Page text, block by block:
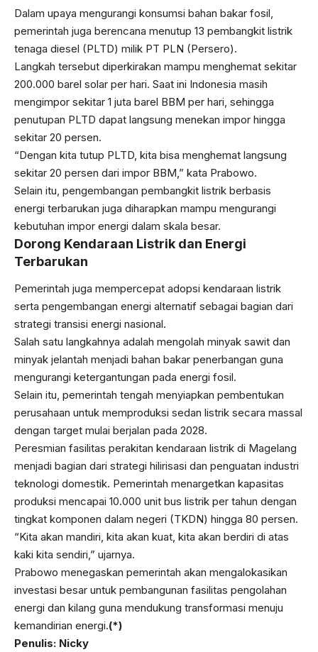
Dalam upaya mengurangi konsumsi bahan bakar fosil,
pemerintah juga berencana menutup 13 pembangkit listrik
tenaga diesel (PLTD) milik PT PLN (Persero).
Langkah tersebut diperkirakan mampu menghemat sekitar
200.000 barel solar per hari. Saat ini Indonesia masih
mengimpor sekitar 1 juta barel BBM per hari, sehingga
penutupan PLTD dapat langsung menekan impor hingga
sekitar 20 persen.
“Dengan kita tutup PLTD, kita bisa menghemat langsung
sekitar 20 persen dari impor BBM,” kata Prabowo.
Selain itu, pengembangan pembangkit listrik berbasis
energi terbarukan juga diharapkan mampu mengurangi
kebutuhan impor energi dalam skala besar.
Dorong Kendaraan Listrik dan Energi
Terbarukan
Pemerintah juga mempercepat adopsi kendaraan listrik
serta pengembangan energi alternatif sebagai bagian dari
strategi transisi energi nasional.
Salah satu langkahnya adalah mengolah minyak sawit dan
minyak jelantah menjadi bahan bakar penerbangan guna
mengurangi ketergantungan pada energi fosil.
Selain itu, pemerintah tengah menyiapkan pembentukan
perusahaan untuk memproduksi sedan listrik secara massal
dengan target mulai berjalan pada 2028.
Peresmian fasilitas perakitan kendaraan listrik di Magelang
menjadi bagian dari strategi hilirisasi dan penguatan industri
teknologi domestik. Pemerintah menargetkan kapasitas
produksi mencapai 10.000 unit bus listrik per tahun dengan
tingkat komponen dalam negeri (TKDN) hingga 80 persen.
“Kita akan mandiri, kita akan kuat, kita akan berdiri di atas
kaki kita sendiri,” ujarnya.
Prabowo menegaskan pemerintah akan mengalokasikan
investasi besar untuk pembangunan fasilitas pengolahan
energi dan kilang guna mendukung transformasi menuju
kemandirian energi.(*)
Penulis: Nicky